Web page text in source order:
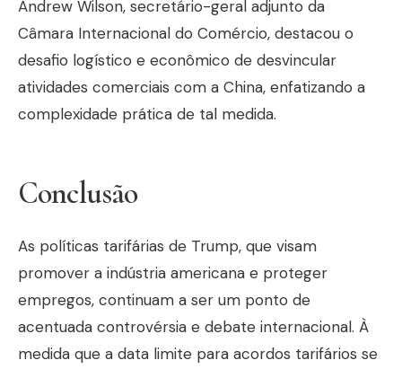
Andrew Wilson, secretário-geral adjunto da
Câmara Internacional do Comércio, destacou o
desafio logístico e econômico de desvincular
atividades comerciais com a China, enfatizando a
complexidade prática de tal medida.
Conclusão
As políticas tarifárias de Trump, que visam
promover a indústria americana e proteger
empregos, continuam a ser um ponto de
acentuada controvérsia e debate internacional. À
medida que a data limite para acordos tarifários se